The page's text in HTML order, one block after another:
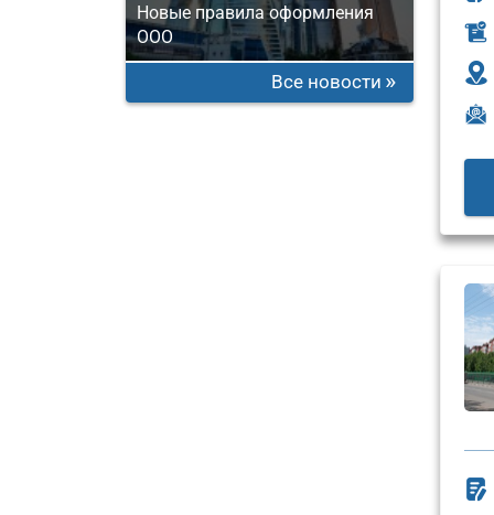
Новые правила оформления
ООО
Все новости